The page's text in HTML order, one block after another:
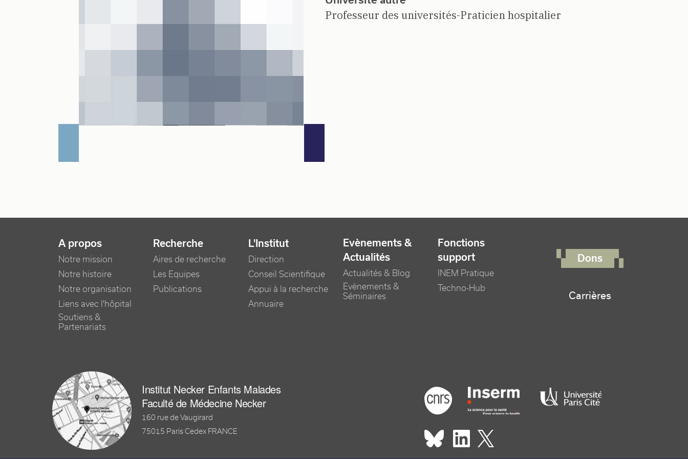
Professeur des universités-Praticien hospitalier
NAVIGATION PRINCIPALE
A propos
Notre mission
Notre histoire
Notre organisation
Liens avec l'hôpital
Soutiens &
Partenariats
Recherche
Aires de recherche
Les Equipes
Publications
L'Institut
Direction
Conseil Scientifique
Appui à la recherche
Annuaire
Evènements &
Actualités
Actualités & Blog
Evènements &
Séminaires
Fonctions
support
INEM Pratique
Techno-Hub
Dons
Carrières
Institut Necker Enfants Malades
Faculté de Médecine Necker
160 rue de Vaugirard
75015 Paris Cedex FRANCE
Footer logo tutelles
Réseaux sociaux footer